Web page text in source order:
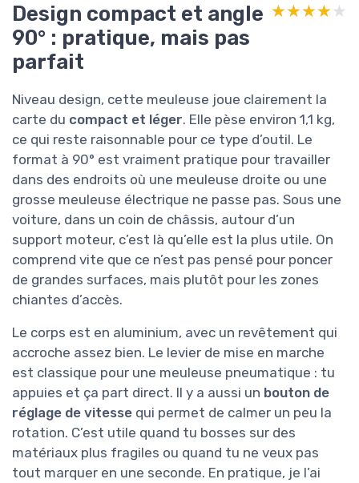
Design compact et angle
90° : pratique, mais pas
parfait
★★★★★
★★★★★
Niveau design, cette meuleuse joue clairement la
carte du compact et léger. Elle pèse environ 1,1 kg,
ce qui reste raisonnable pour ce type d’outil. Le
format à 90° est vraiment pratique pour travailler
dans des endroits où une meuleuse droite ou une
grosse meuleuse électrique ne passe pas. Sous une
voiture, dans un coin de châssis, autour d’un
support moteur, c’est là qu’elle est la plus utile. On
comprend vite que ce n’est pas pensé pour poncer
de grandes surfaces, mais plutôt pour les zones
chiantes d’accès.
Le corps est en aluminium, avec un revêtement qui
accroche assez bien. Le levier de mise en marche
est classique pour une meuleuse pneumatique : tu
appuies et ça part direct. Il y a aussi un bouton de
réglage de vitesse qui permet de calmer un peu la
rotation. C’est utile quand tu bosses sur des
matériaux plus fragiles ou quand tu ne veux pas
tout marquer en une seconde. En pratique, je l’ai